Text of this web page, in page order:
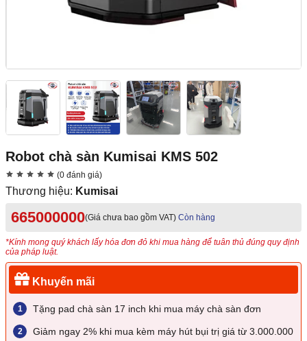
Robot chà sàn Kumisai KMS 502
(0 đánh giá)
Thương hiệu: Kumisai
665000000(Giá chưa bao gồm VAT) Còn hàng
*Kính mong quý khách lấy hóa đơn đỏ khi mua hàng để tuân thủ đúng quy định
của pháp luật.
Khuyến mãi
Tặng pad chà sàn 17 inch khi mua máy chà sàn đơn
Giảm ngay 2% khi mua kèm máy hút bụi trị giá từ 3.000.000